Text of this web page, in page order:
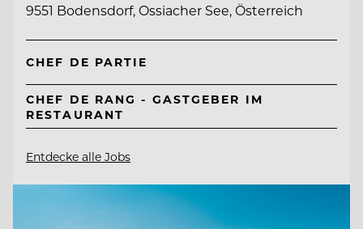
9551 Bodensdorf, Ossiacher See, Österreich
CHEF DE PARTIE
CHEF DE RANG - GASTGEBER IM
RESTAURANT
Entdecke alle Jobs